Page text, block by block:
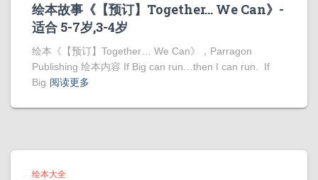
绘本故事《【预订】Together… We Can》-
适合 5-7岁,3-4岁
绘本《【预订】Together… We Can》，Parragon
Publishing 绘本内容 If Big can run…then I can run. If
Big 阅读更多
绘本大全